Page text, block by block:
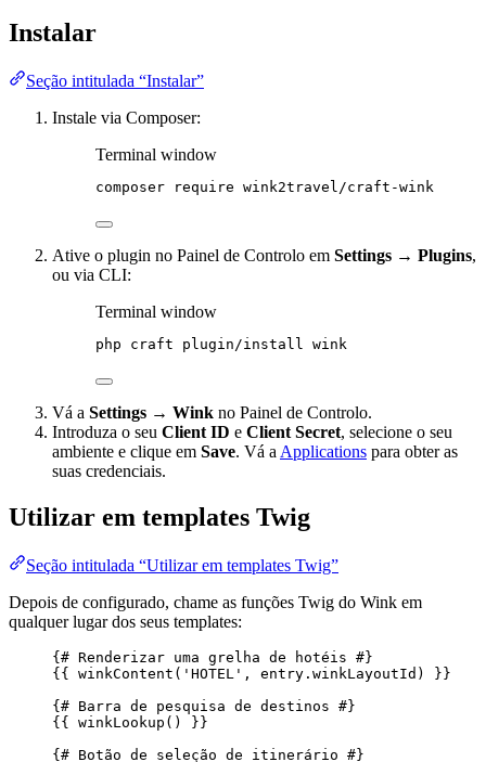
Instalar
Seção intitulada “Instalar”
Instale via Composer:
Terminal window
composer require wink2travel/craft-wink
Ative o plugin no Painel de Controlo em Settings → Plugins,
ou via CLI:
Terminal window
php craft plugin/install wink
Vá a Settings → Wink no Painel de Controlo.
Introduza o seu Client ID e Client Secret, selecione o seu
ambiente e clique em Save. Vá a Applications para obter as
suas credenciais.
Utilizar em templates Twig
Seção intitulada “Utilizar em templates Twig”
Depois de configurado, chame as funções Twig do Wink em
qualquer lugar dos seus templates:
{# Renderizar uma grelha de hotéis #}
{{ winkContent ( ' HOTEL ' , entry . winkLayoutId )
}}
{# Barra de pesquisa de destinos #}
{{ winkLookup ()
}}
{# Botão de seleção de itinerário #}